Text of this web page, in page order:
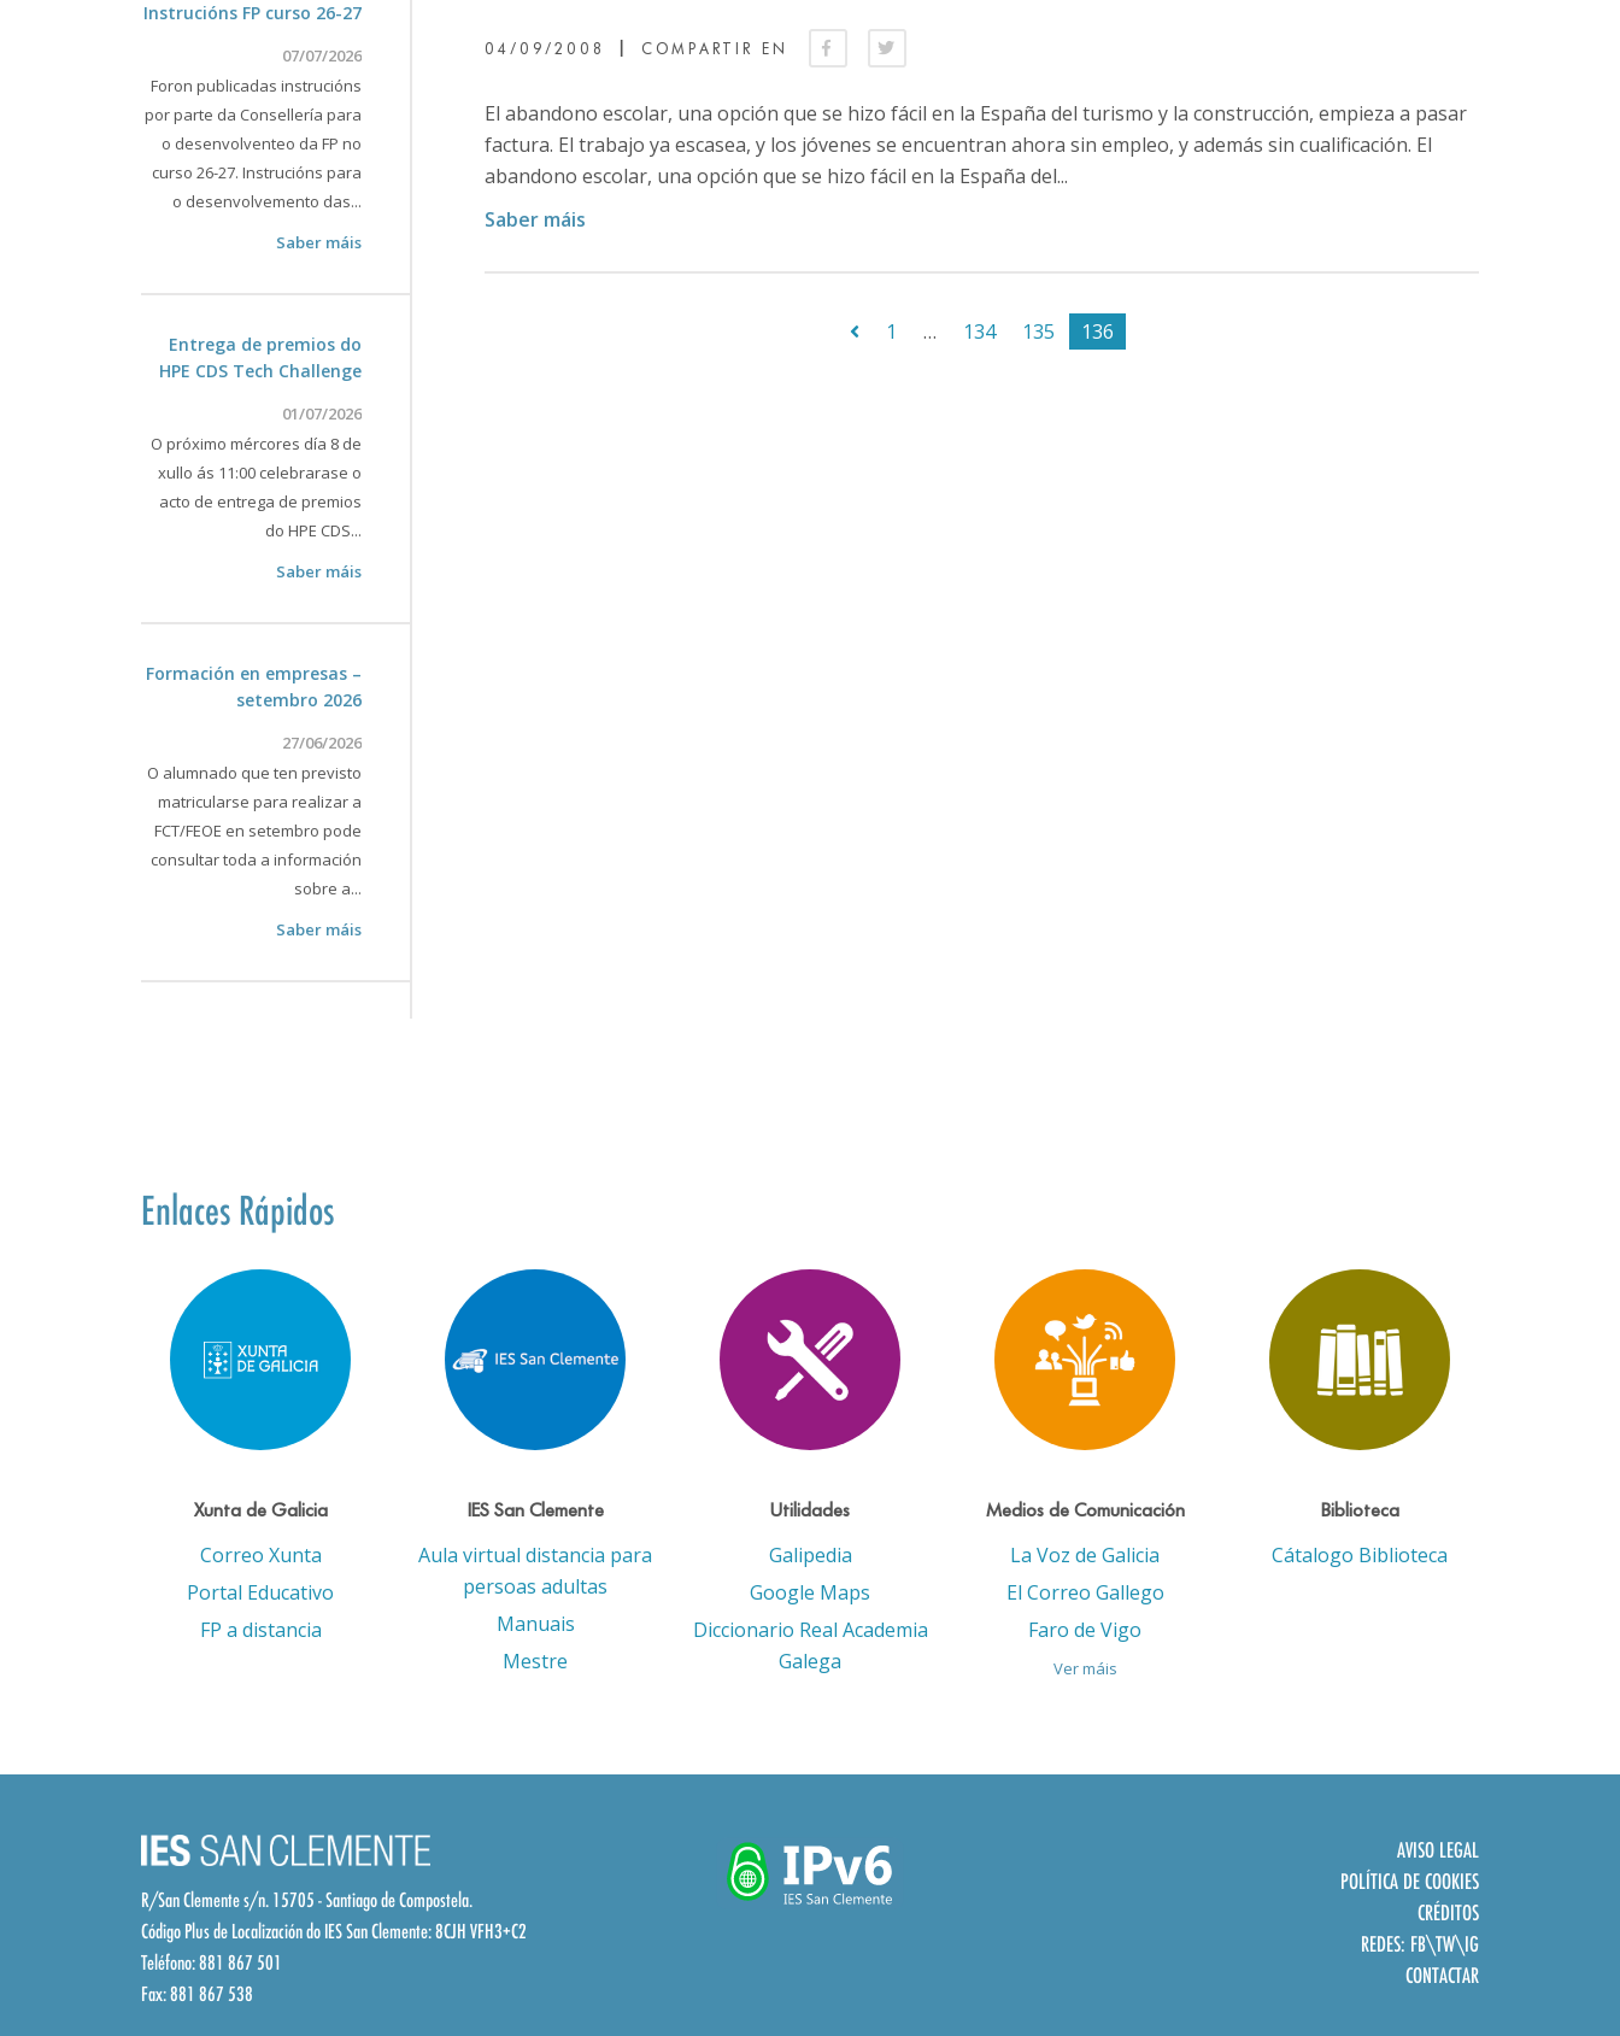
04/09/2008 COMPARTIR EN
El abandono escolar, una opción que se hizo fácil en la España del turismo y la construcción, empieza a pasar
factura. El trabajo ya escasea, y los jóvenes se encuentran ahora sin empleo, y además sin cualificación. El
abandono escolar, una opción que se hizo fácil en la España del...
Saber máis
1 … 134 135 136
Instrucións FP curso 26-27
07/07/2026
Foron publicadas instrucións
por parte da Consellería para
o desenvolventeo da FP no
curso 26-27. Instrucións para
o desenvolvemento das...
Saber máis
Entrega de premios do
HPE CDS Tech Challenge
01/07/2026
O próximo mércores día 8 de
xullo ás 11:00 celebrarase o
acto de entrega de premios
do HPE CDS...
Saber máis
Formación en empresas –
setembro 2026
27/06/2026
O alumnado que ten previsto
matricularse para realizar a
FCT/FEOE en setembro pode
consultar toda a información
sobre a...
Saber máis
Enlaces Rápidos
Xunta de Galicia
Correo Xunta
Portal Educativo
FP a distancia
IES San Clemente
Aula virtual distancia para
persoas adultas
Manuais
Mestre
Utilidades
Galipedia
Google Maps
Diccionario Real Academia
Galega
Medios de Comunicación
La Voz de Galicia
El Correo Gallego
Faro de Vigo
Ver máis
Biblioteca
Cátalogo Biblioteca
R/San Clemente s/n. 15705 - Santiago de Compostela.
Código Plus de Localización do IES San Clemente:8CJH VFH3+C2
Teléfono: 881 867 501
Fax: 881 867 538
AVISO LEGAL
POLÍTICA DE COOKIES
CRÉDITOS
REDES: FB\TW\IG
CONTACTAR